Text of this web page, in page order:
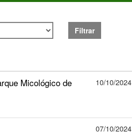
Filtrar
Micológico de
10/10/2024
07/10/2024